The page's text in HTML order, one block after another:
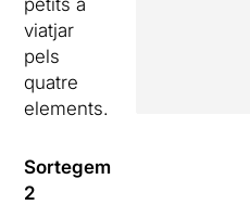
petits a
viatjar
pels
quatre
elements.
Sortegem
2